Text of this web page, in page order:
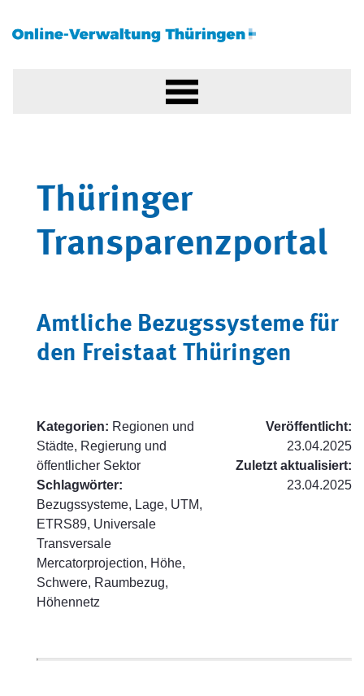
Thüringer
Transparenzportal
Amtliche Bezugssysteme für
den Freistaat Thüringen
Kategorien: Regionen und
Städte, Regierung und
öffentlicher Sektor
Schlagwörter:
Bezugssysteme, Lage, UTM,
ETRS89, Universale
Transversale
Mercatorprojection, Höhe,
Schwere, Raumbezug,
Höhennetz
Veröffentlicht:
23.04.2025
Zuletzt aktualisiert:
23.04.2025